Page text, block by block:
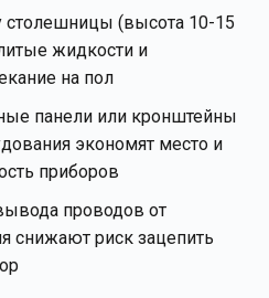
столешницы (высота 10-15
жидкости и
на пол
панели или кронштейны
экономят место и
приборов
проводов от
снижают риск зацепить